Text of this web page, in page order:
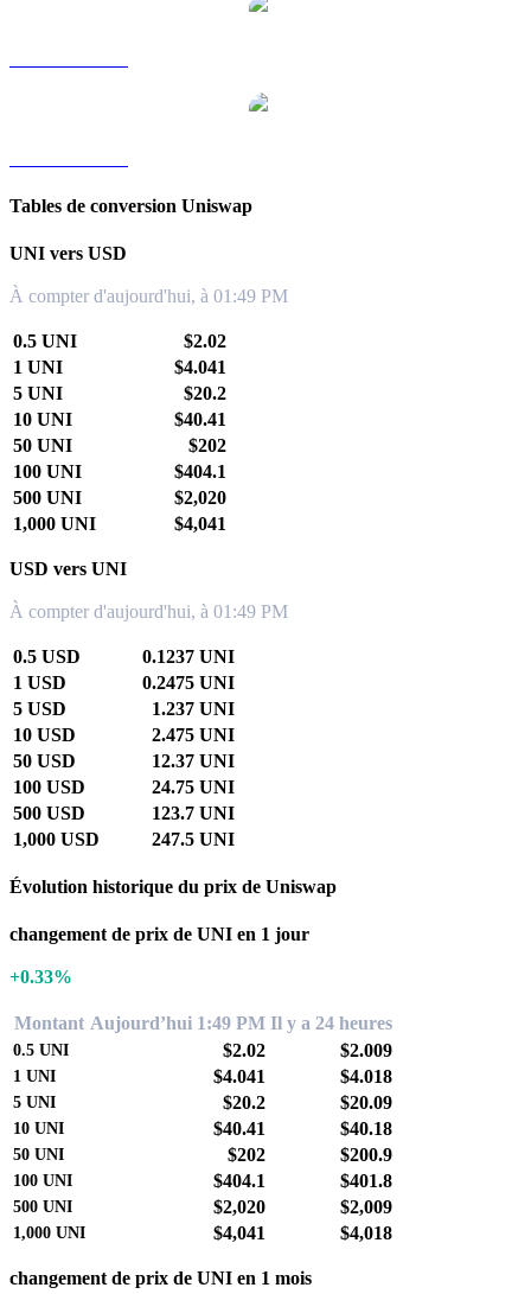
Tables de conversion Uniswap
UNI vers USD
À compter d'aujourd'hui, à 01:49 PM
0.5 UNI
$2.02
1 UNI
$4.041
5 UNI
$20.2
10 UNI
$40.41
50 UNI
$202
100 UNI
$404.1
500 UNI
$2,020
1,000 UNI
$4,041
USD vers UNI
À compter d'aujourd'hui, à 01:49 PM
0.5 USD
0.1237 UNI
1 USD
0.2475 UNI
5 USD
1.237 UNI
10 USD
2.475 UNI
50 USD
12.37 UNI
100 USD
24.75 UNI
500 USD
123.7 UNI
1,000 USD
247.5 UNI
Évolution historique du prix de Uniswap
changement de prix de UNI en 1 jour
+0.33%
Montant Aujourd’hui 1:49 PM Il y a 24 heures
0.5 UNI $2.02 $2.009
1 UNI $4.041 $4.018
5 UNI $20.2 $20.09
10 UNI $40.41 $40.18
50 UNI $202 $200.9
100 UNI $404.1 $401.8
500 UNI $2,020 $2,009
1,000 UNI $4,041 $4,018
changement de prix de UNI en 1 mois